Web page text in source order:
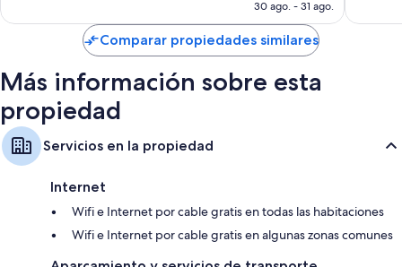
Reciclaje, bombillas LED y artículos de limpieza ecológicos
Artículos de tocador ecológicos y secadores de pelo
Cafeteras/teteras, servicio de limpieza diario y escritorios
es
de
US$ 266
30 ago. - 31 ago.
Comparar propiedades similares
Más información sobre esta
propiedad
Servicios en la propiedad
Internet
Wifi e Internet por cable gratis en todas las habitaciones
Wifi e Internet por cable gratis en algunas zonas comunes